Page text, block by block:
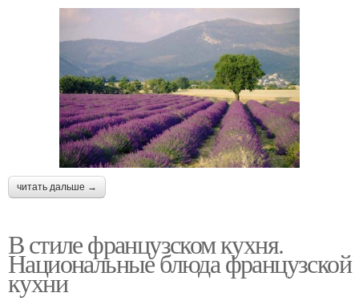
читать дальше →
В стиле французском кухня.
Национальные блюда французской
кухни